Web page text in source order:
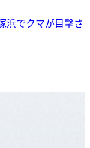
浜でクマが目撃さ